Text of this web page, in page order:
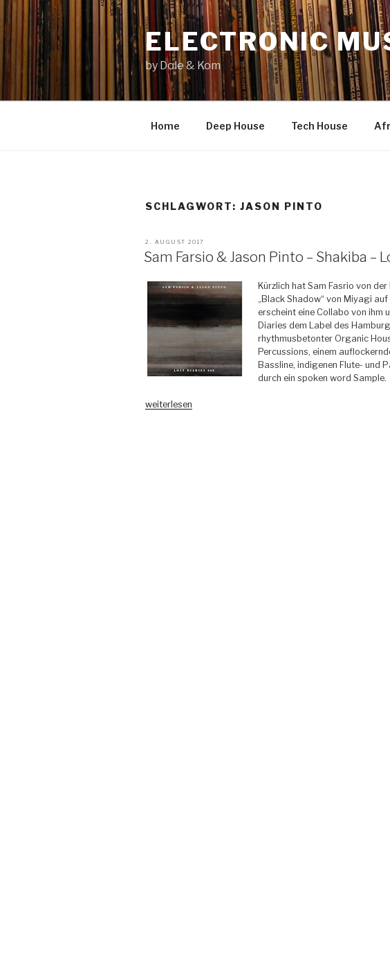
springen
ELECTRONIC
by Dole & Kom
Home Deep House Tech House
SCHLAGWORT: JASON PINTO
VERÖFFENTLICHT
AM
2. AUGUST 2017
Sam Farsio & Jason Pinto – Shakiba –
Kürzlich hat Sam Fasrio von
„Black Shadow“ von Miyagi
erscheint eine Collabo von ihm
Diaries dem Label des
rhythmusbetonter Organic
Percussions, einem
Bassline, indigenen Flute- und
durch ein spoken word Sample.
„Sam
weiterlesen